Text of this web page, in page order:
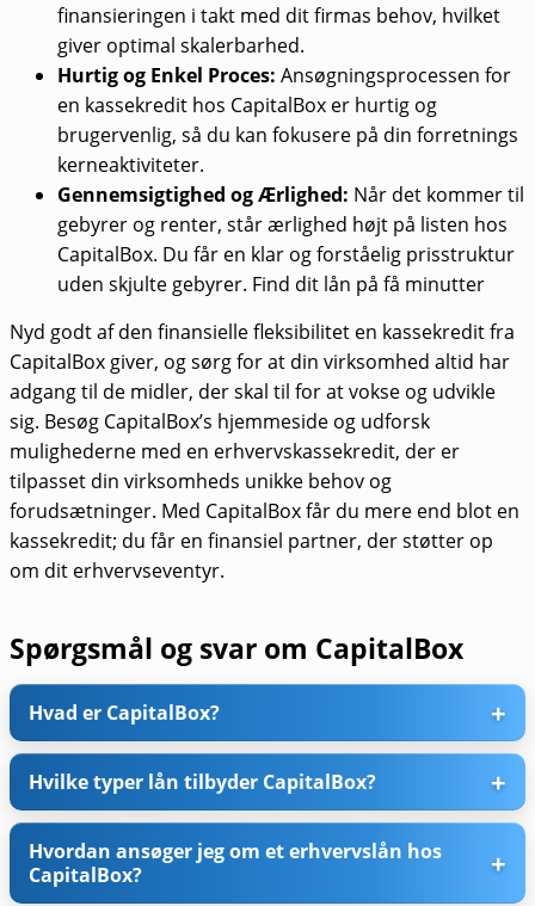
finansieringen i takt med dit firmas behov, hvilket
giver optimal skalerbarhed.
Hurtig og Enkel Proces: Ansøgningsprocessen for
en kassekredit hos CapitalBox er hurtig og
brugervenlig, så du kan fokusere på din forretnings
kerneaktiviteter.
Gennemsigtighed og Ærlighed: Når det kommer til
gebyrer og renter, står ærlighed højt på listen hos
CapitalBox. Du får en klar og forståelig prisstruktur
uden skjulte gebyrer. Find dit lån på få minutter
Nyd godt af den finansielle fleksibilitet en kassekredit fra
CapitalBox giver, og sørg for at din virksomhed altid har
adgang til de midler, der skal til for at vokse og udvikle
sig. Besøg CapitalBox’s hjemmeside og udforsk
mulighederne med en erhvervskassekredit, der er
tilpasset din virksomheds unikke behov og
forudsætninger. Med CapitalBox får du mere end blot en
kassekredit; du får en finansiel partner, der støtter op
om dit erhvervseventyr.
Spørgsmål og svar om CapitalBox
Hvad er CapitalBox?
Hvilke typer lån tilbyder CapitalBox?
Hvordan ansøger jeg om et erhvervslån hos
CapitalBox?